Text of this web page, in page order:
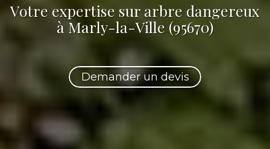
Votre expertise sur arbre dangereux
à Marly-la-Ville (95670)
Demander un devis